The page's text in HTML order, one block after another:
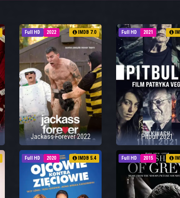
Full HD 2022 IMDB 7.0
Jackass Forever 2022
Full HD 2021
Pitbull 2021
Full HD 2020 IMDB 5.4 Full HD 2015